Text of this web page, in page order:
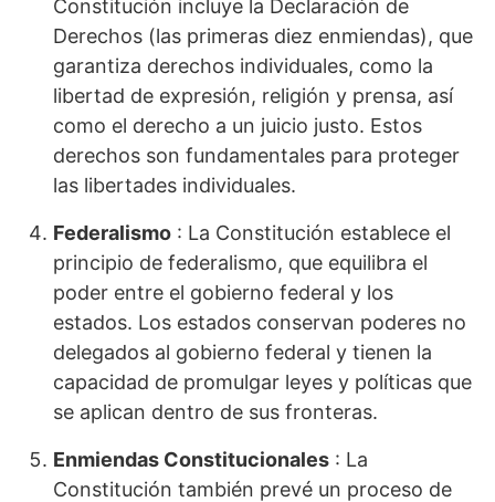
Constitución incluye la Declaración de
Derechos (las primeras diez enmiendas), que
garantiza derechos individuales, como la
libertad de expresión, religión y prensa, así
como el derecho a un juicio justo. Estos
derechos son fundamentales para proteger
las libertades individuales.
Federalismo : La Constitución establece el
principio de federalismo, que equilibra el
poder entre el gobierno federal y los
estados. Los estados conservan poderes no
delegados al gobierno federal y tienen la
capacidad de promulgar leyes y políticas que
se aplican dentro de sus fronteras.
Enmiendas Constitucionales : La
Constitución también prevé un proceso de